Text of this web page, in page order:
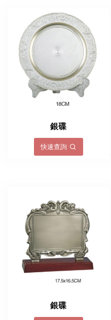
銀碟
快速查詢
銀碟